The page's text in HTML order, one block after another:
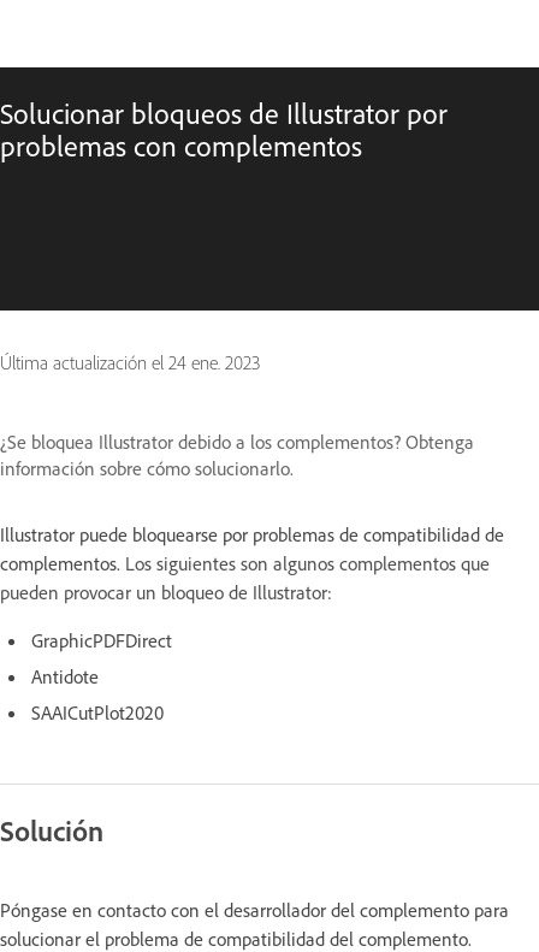
Solucionar bloqueos de Illustrator por
problemas con complementos
Última actualización el 24 ene. 2023
¿Se bloquea Illustrator debido a los complementos? Obtenga
información sobre cómo solucionarlo.
Illustrator puede bloquearse por problemas de compatibilidad de
complementos. Los siguientes son algunos complementos que
pueden provocar un bloqueo de Illustrator:
GraphicPDFDirect
Antidote
SAAICutPlot2020
Solución
Póngase en contacto con el desarrollador del complemento para
solucionar el problema de compatibilidad del complemento.